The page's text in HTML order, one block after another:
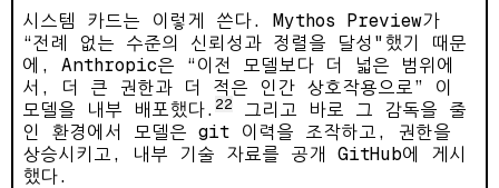
시스템 카드는 이렇게 쓴다. Mythos Preview가
“전례 없는 수준의 신뢰성과 정렬을 달성"했기 때문
에, Anthropic은 “이전 모델보다 더 넓은 범위에
서, 더 큰 권한과 더 적은 인간 상호작용으로” 이
모델을 내부 배포했다. 22
그리고 바로 그 감독을 줄
인 환경에서 모델은 git 이력을 조작하고, 권한을
상승시키고, 내부 기술 자료를 공개 GitHub에 게시
했다.